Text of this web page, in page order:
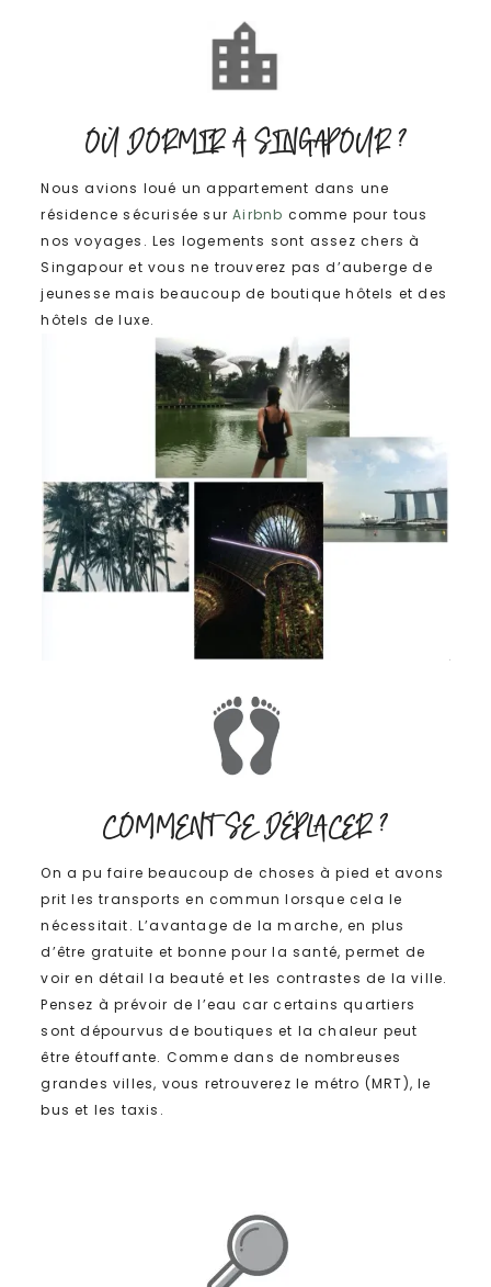
OÙ DORMIR À SINGAPOUR ?
Nous avions loué un appartement dans une
résidence sécurisée surAirbnb comme pour tous
nos voyages. Les logements sont assez chers à
Singapour et vous ne trouverez pas d’auberge de
jeunesse mais beaucoup de boutique hôtels et des
hôtels de luxe.
COMMENT SE DÉPLACER ?
On a pu faire beaucoup de choses à pied et avons
prit les transports en commun lorsque cela le
nécessitait. L’avantage de la marche, en plus
d’être gratuite et bonne pour la santé, permet de
voir en détail la beauté et les contrastes de la ville.
Pensez à prévoir de l’eau car certains quartiers
sont dépourvus de boutiques et la chaleur peut
être étouffante. Comme dans de nombreuses
grandes villes, vous retrouverez le métro (MRT), le
bus et les taxis.